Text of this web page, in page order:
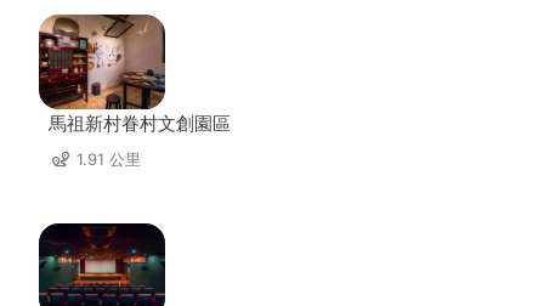
馬祖新村眷村文創園區
1.91 公里